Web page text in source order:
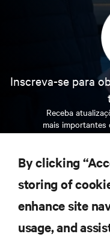
Inscreva-se para
Receba
mais importantes
mais recentes e
RECURSOS
By clicking
storing of
enhance site
usage, and